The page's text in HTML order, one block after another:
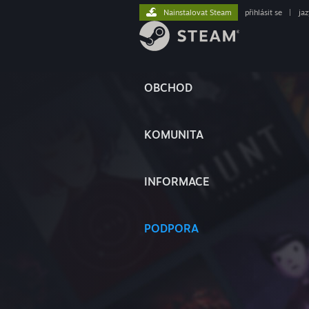
OBCHOD
KOMUNITA
INFORMACE
PODPORA
Nainstalovat Steam přihlásit se